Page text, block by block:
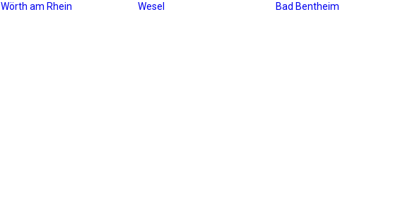
Wörth am Rhein Wesel Bad Bentheim